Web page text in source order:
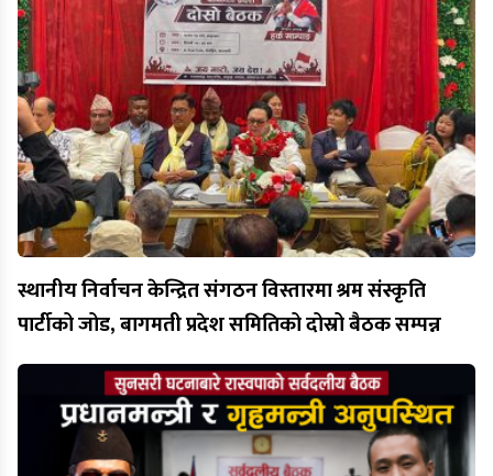
स्थानीय निर्वाचन केन्द्रित संगठन विस्तारमा श्रम संस्कृति
पार्टीको जोड, बागमती प्रदेश समितिको दोस्रो बैठक सम्पन्न